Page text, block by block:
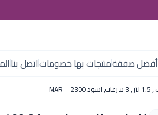
أفضل صفقةمنتجات بها خصوماتاتصل بنا